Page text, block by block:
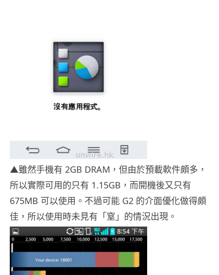
▲雖然手機有 2GB DRAM，但由於預載軟件頗多，
所以實際可用的只有 1.15GB，而開機後又只有
675MB 可以使用。不過可能 G2 的介面優化做得頗
佳，所以使用時未見有「窒」的情況出現。